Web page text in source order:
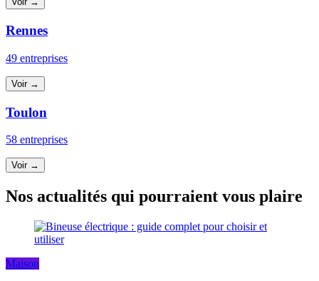
Rennes
49 entreprises
Voir →
Toulon
58 entreprises
Voir →
Nos actualités qui pourraient vous plaire
Maison